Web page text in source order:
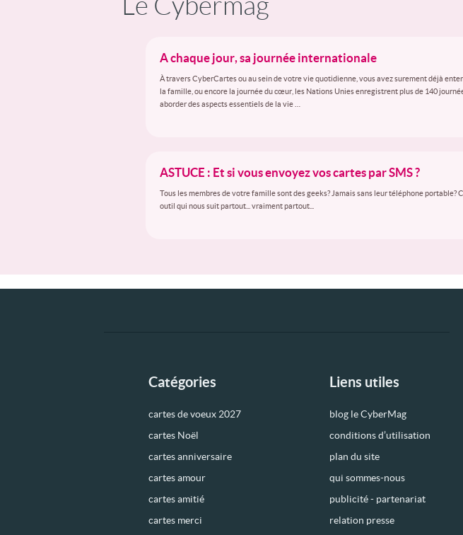
Le Cybermag
A chaque jour, sa journée internationale
À travers CyberCartes ou au sein de votre vie quotidienne, vous avez surement déjà
la famille, ou encore la journée du cœur, les Nations Unies enregistrent plus de 140
aborder des aspects essentiels de la vie …
ASTUCE : Et si vous envoyez vos cartes par SMS ?
Tous les membres de votre famille sont des geeks? Jamais sans leur téléphone
outil qui nous suit partout... vraiment partout...
Catégories
cartes de voeux 2027
cartes Noël
cartes anniversaire
cartes amour
cartes amitié
cartes merci
Liens utiles
blog le CyberMag
conditions d’utilisation
plan du site
qui sommes-nous
publicité - partenariat
relation presse